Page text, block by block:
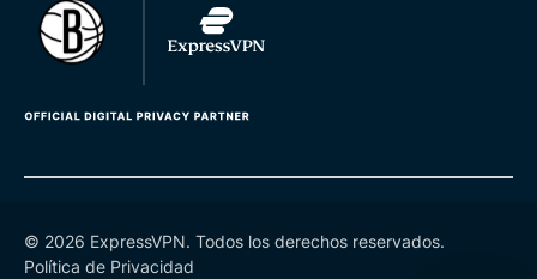
© 2026 ExpressVPN. Todos los derechos reservados.
Política de Privacidad